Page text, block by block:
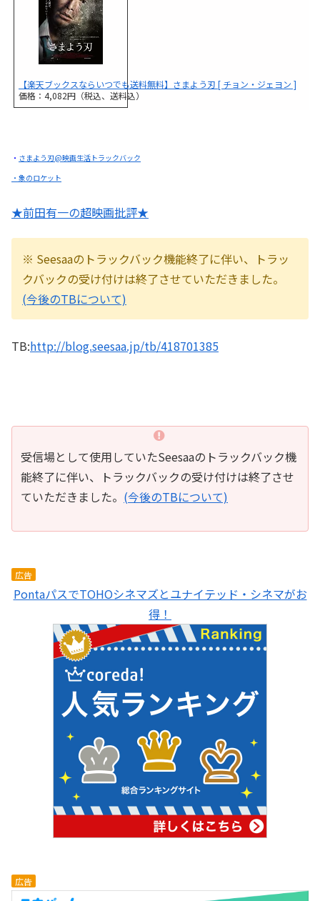
【楽天ブックスならいつでも送料無料】さまよう刃 [ チョン・ジェヨン ]
価格：4,082円（税込、送料込）
・ さまよう刃@映画生活トラックバック
・象のロケット
★前田有一の超映画批評★
※ Seesaaのトラックバック機能終了に伴い、トラッ
クバックの受け付けは終了させていただきました。
(今後のTBについて)
TB:http://blog.seesaa.jp/tb/418701385
受信場として使用していたSeesaaのトラックバック機
能終了に伴い、トラックバックの受け付けは終了させ
ていただきました。 (今後のTBについて)
広告
PontaパスでTOHOシネマズとユナイテッド・シネマがお
得！
広告